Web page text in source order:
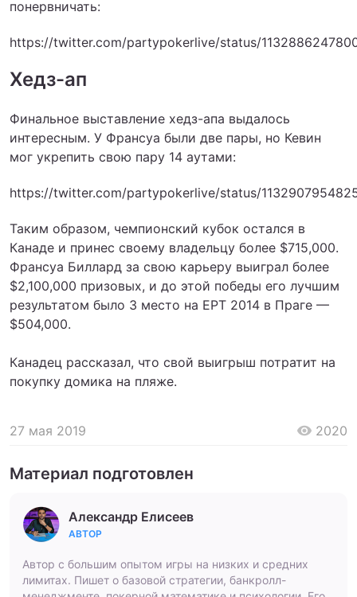
понервничать:
https://twitter.com/partypokerlive/status/
Хедз-ап
Финальное выставление хедз-апа выдалось
интересным. У Франсуа были две пары, но Кевин
мог укрепить свою пару 14 аутами:
https://twitter.com/partypokerlive/status/
Таким образом, чемпионский кубок остался в
Канаде и принес своему владельцу более $715,000.
Франсуа Биллард за свою карьеру выиграл более
$2,100,000 призовых, и до этой победы его лучшим
результатом было 3 место на EPT 2014 в Праге —
$504,000.
Канадец рассказал, что свой выигрыш потратит на
покупку домика на пляже.
27 мая 2019 2020
Материал подготовлен
Александр Елисеев
АВТОР
Автор с большим опытом игры на низких и средних
лимитах. Пишет о базовой стратегии, банкролл-